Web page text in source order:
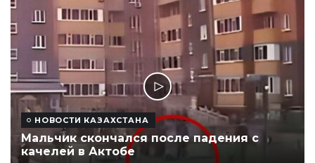
НОВОСТИ КАЗАХСТАНА
Мальчик скончался после падения с
качелей в Актобе